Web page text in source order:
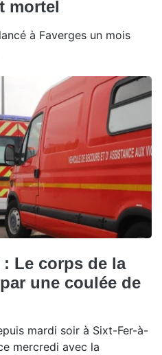
mortel
à Faverges un mois
: Le corps de la
une coulée de
mardi soir à Sixt-Fer-à-
mercredi avec la